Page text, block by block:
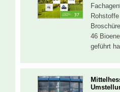
46
geführt